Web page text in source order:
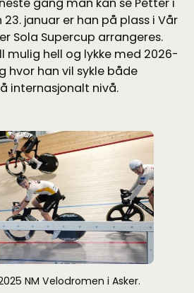
23. januar er han på plass i Vår
Sola Supercup arrangeres.
mulig hell og lykke med 2026-
hvor han vil sykle både
internasjonalt nivå.
NM Velodromen i Asker.